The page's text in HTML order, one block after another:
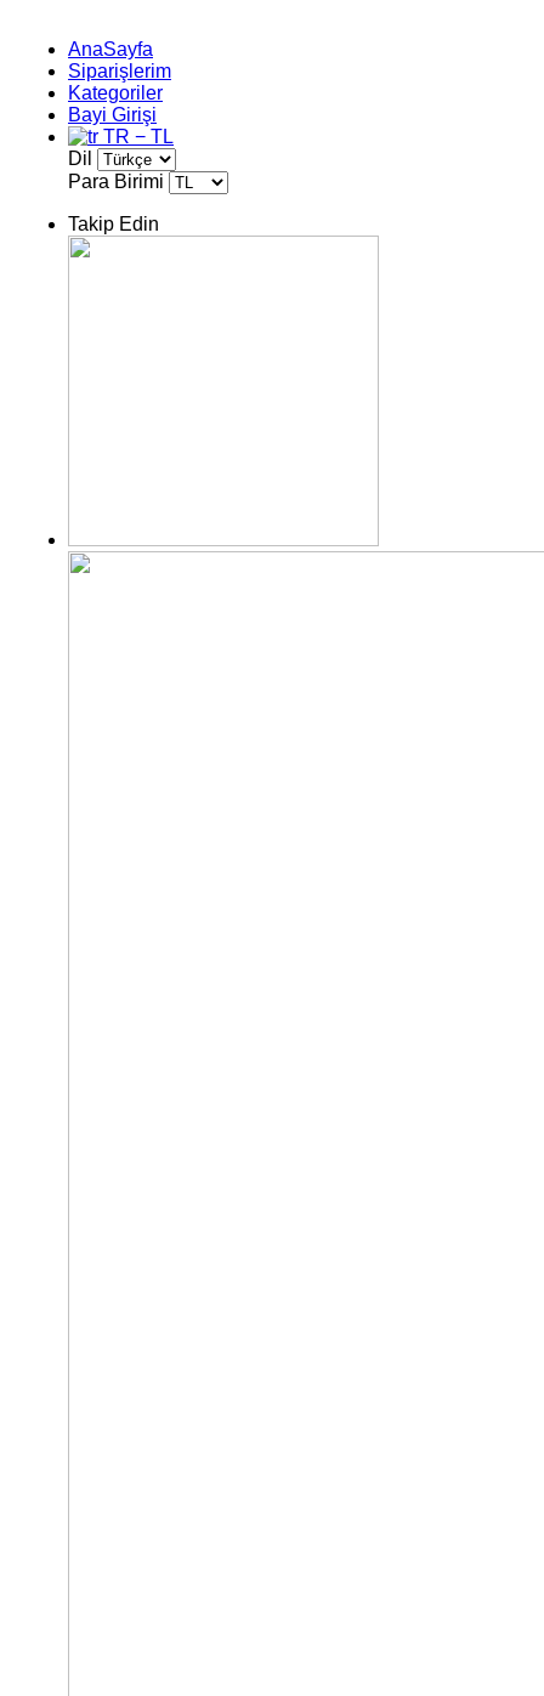
AnaSayfa
Siparişlerim
Kategoriler
Bayi Girişi
TR − TL
Dil
Para Birimi
Takip Edin